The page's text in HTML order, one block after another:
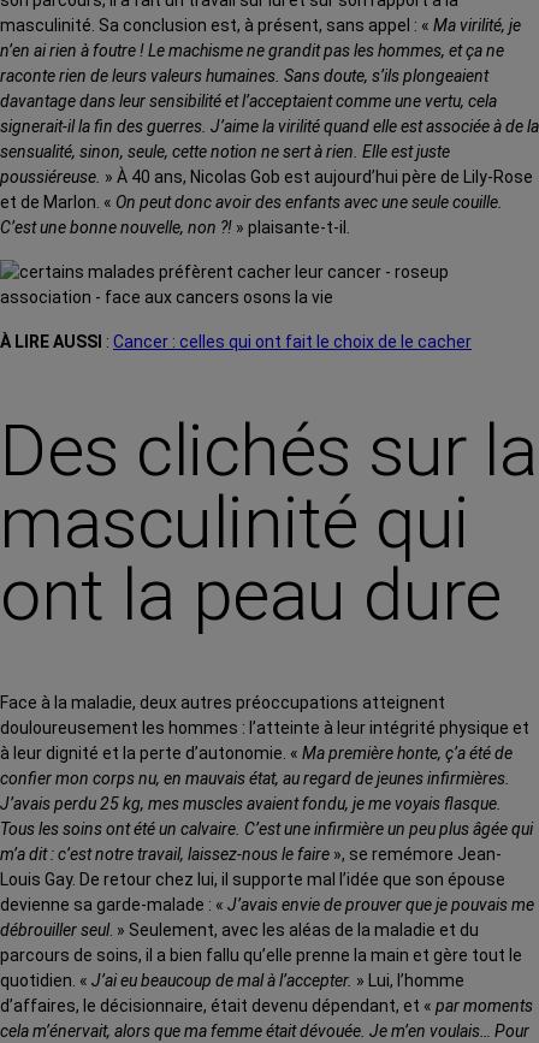
masculinité. Sa conclusion est, à présent, sans appel : « Ma virilité, je
n’en ai rien à foutre ! Le machisme ne grandit pas les hommes, et ça ne
raconte rien de leurs valeurs humaines. Sans doute, s’ils plongeaient
davantage dans leur sensibilité et l’acceptaient comme une vertu, cela
signerait-il la fin des guerres. J’aime la virilité quand elle est associée à de la
sensualité, sinon, seule, cette notion ne sert à rien. Elle est juste
poussiéreuse. » À 40 ans, Nicolas Gob est aujourd’hui père de Lily-Rose
et de Marlon. « On peut donc avoir des enfants avec une seule couille.
C’est une bonne nouvelle, non ?! » plaisante-t-il.
À LIRE AUSSI : Cancer : celles qui ont fait le choix de le cacher
Des clichés sur la
masculinité qui
ont la peau dure
Face à la maladie, deux autres préoccupations atteignent
douloureusement les hommes : l’atteinte à leur intégrité physique et
à leur dignité et la perte d’autonomie. « Ma première honte, ç’a été de
confier mon corps nu, en mauvais état, au regard de jeunes infirmières.
J’avais perdu 25 kg, mes muscles avaient fondu, je me voyais flasque.
Tous les soins ont été un calvaire. C’est une infirmière un peu plus âgée qui
m’a dit : c’est notre travail, laissez-nous le faire », se remémore Jean-
Louis Gay. De retour chez lui, il supporte mal l’idée que son épouse
devienne sa garde-malade : « J’avais envie de prouver que je pouvais me
débrouiller seul. » Seulement, avec les aléas de la maladie et du
parcours de soins, il a bien fallu qu’elle prenne la main et gère tout le
quotidien. « J’ai eu beaucoup de mal à l’accepter. » Lui, l’homme
d’affaires, le décisionnaire, était devenu dépendant, et « par moments
cela m’énervait, alors que ma femme était dévouée. Je m’en voulais… Pour